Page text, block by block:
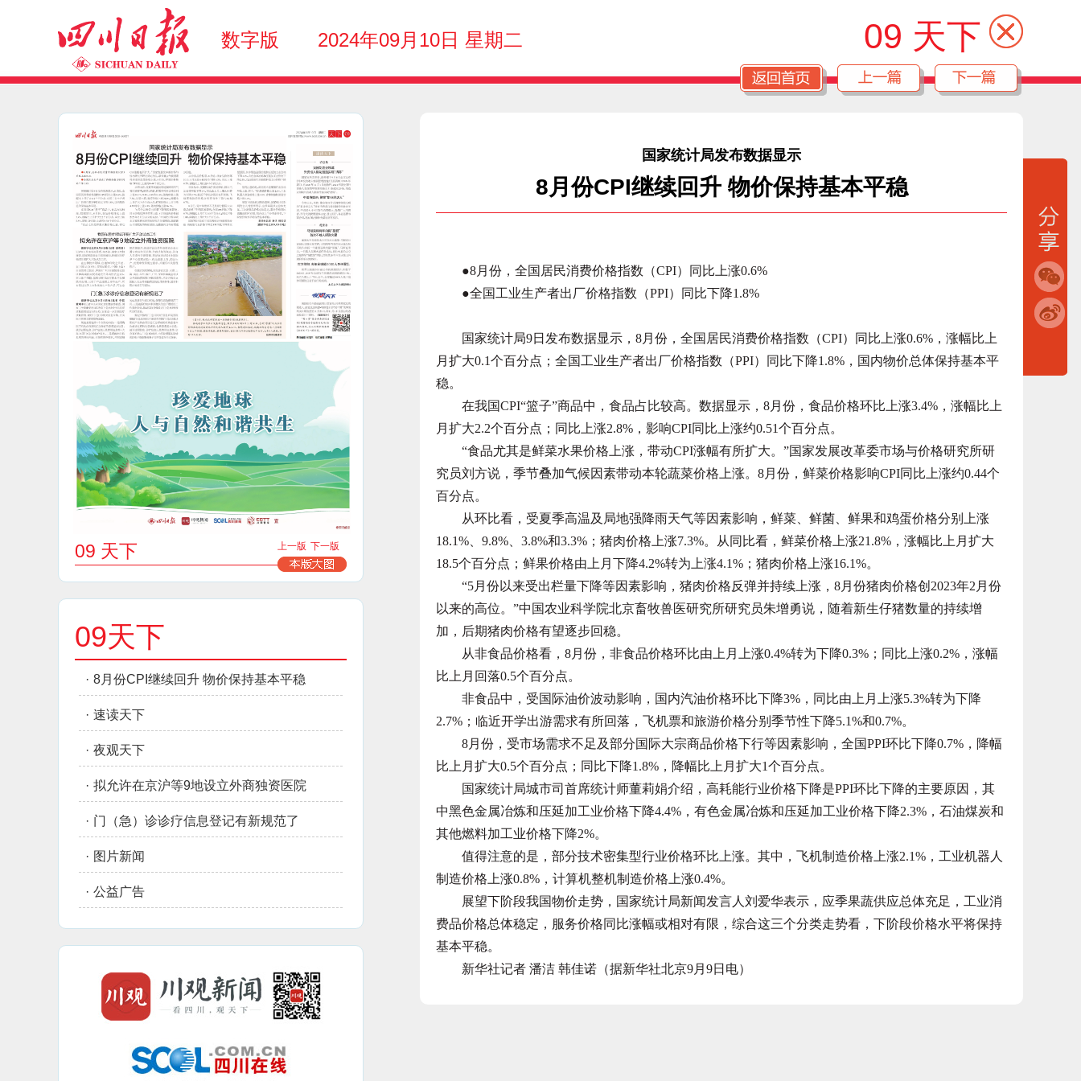
数字版 2024年09月10日 星期二 09 天下
09 天下 上一版 下一版
09天下
· 8月份CPI继续回升 物价保持基本平稳
· 速读天下
· 夜观天下
· 拟允许在京沪等9地设立外商独资医院
· 门（急）诊诊疗信息登记有新规范了
· 图片新闻
· 公益广告
国家统计局发布数据显示
8月份CPI继续回升 物价保持基本平稳
●8月份，全国居民消费价格指数（CPI）同比上涨0.6%
●全国工业生产者出厂价格指数（PPI）同比下降1.8%
国家统计局9日发布数据显示，8月份，全国居民消费价格指数（CPI）同比上涨0.6%，涨幅比上
月扩大0.1个百分点；全国工业生产者出厂价格指数（PPI）同比下降1.8%，国内物价总体保持基本平
稳。
在我国CPI“篮子”商品中，食品占比较高。数据显示，8月份，食品价格环比上涨3.4%，涨幅比上
月扩大2.2个百分点；同比上涨2.8%，影响CPI同比上涨约0.51个百分点。
“食品尤其是鲜菜水果价格上涨，带动CPI涨幅有所扩大。”国家发展改革委市场与价格研究所研
究员刘方说，季节叠加气候因素带动本轮蔬菜价格上涨。8月份，鲜菜价格影响CPI同比上涨约0.44个
百分点。
从环比看，受夏季高温及局地强降雨天气等因素影响，鲜菜、鲜菌、鲜果和鸡蛋价格分别上涨
18.1%、9.8%、3.8%和3.3%；猪肉价格上涨7.3%。从同比看，鲜菜价格上涨21.8%，涨幅比上月扩大
18.5个百分点；鲜果价格由上月下降4.2%转为上涨4.1%；猪肉价格上涨16.1%。
“5月份以来受出栏量下降等因素影响，猪肉价格反弹并持续上涨，8月份猪肉价格创2023年2月份
以来的高位。”中国农业科学院北京畜牧兽医研究所研究员朱增勇说，随着新生仔猪数量的持续增
加，后期猪肉价格有望逐步回稳。
从非食品价格看，8月份，非食品价格环比由上月上涨0.4%转为下降0.3%；同比上涨0.2%，涨幅
比上月回落0.5个百分点。
非食品中，受国际油价波动影响，国内汽油价格环比下降3%，同比由上月上涨5.3%转为下降
2.7%；临近开学出游需求有所回落，飞机票和旅游价格分别季节性下降5.1%和0.7%。
8月份，受市场需求不足及部分国际大宗商品价格下行等因素影响，全国PPI环比下降0.7%，降幅
比上月扩大0.5个百分点；同比下降1.8%，降幅比上月扩大1个百分点。
国家统计局城市司首席统计师董莉娟介绍，高耗能行业价格下降是PPI环比下降的主要原因，其
中黑色金属冶炼和压延加工业价格下降4.4%，有色金属冶炼和压延加工业价格下降2.3%，石油煤炭和
其他燃料加工业价格下降2%。
值得注意的是，部分技术密集型行业价格环比上涨。其中，飞机制造价格上涨2.1%，工业机器人
制造价格上涨0.8%，计算机整机制造价格上涨0.4%。
展望下阶段我国物价走势，国家统计局新闻发言人刘爱华表示，应季果蔬供应总体充足，工业消
费品价格总体稳定，服务价格同比涨幅或相对有限，综合这三个分类走势看，下阶段价格水平将保持
基本平稳。
新华社记者 潘洁 韩佳诺（据新华社北京9月9日电）